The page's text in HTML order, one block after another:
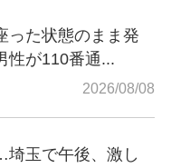
った状態のまま発
性が110番通...
2026/08/08
玉で午後、激し